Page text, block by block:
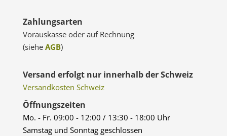
Zahlungsarten
Vorauskasse oder auf Rechnung
(siehe AGB)
Versand erfolgt nur innerhalb der Schweiz
Versandkosten Schweiz
Öffnungszeiten
Mo. - Fr. 09:00 - 12:00 / 13:30 - 18:00 Uhr
Samstag und Sonntag geschlossen